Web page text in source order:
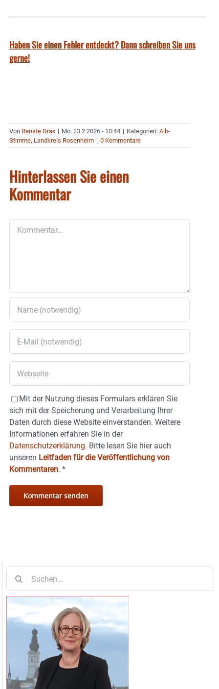
Haben Sie einen Fehler entdeckt? Dann schreiben Sie uns
gerne!
Von Renate Drax | Mo. 23.2.2026 - 10:44 | Kategorien: Aib-
Stimme, Landkreis Rosenheim | 0 Kommentare
Hinterlassen Sie einen
Kommentar
Mit der Nutzung dieses Formulars erklären Sie
sich mit der Speicherung und Verarbeitung Ihrer
Daten durch diese Website einverstanden. Weitere
Informationen erfahren Sie in der
Datenschutzerklärung. Bitte lesen Sie hier auch
unseren Leitfaden für die Veröffentlichung von
Kommentaren. *
nach: